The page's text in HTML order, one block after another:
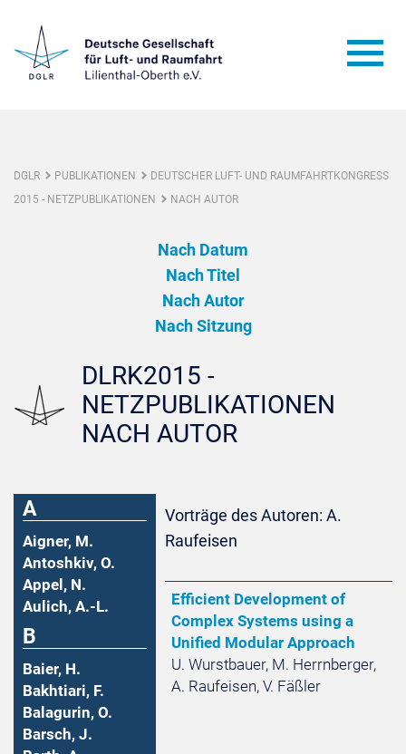
DGLR PUBLIKATIONEN
DEUTSCHER LUFT- UND RAUMFAHRTKONGRESS
2015 - NETZPUBLIKATIONEN
NACH AUTOR
Nach Datum
Nach Titel
Nach Autor
Nach Sitzung
DLRK2015 -
NETZPUBLIKATIONEN
NACH AUTOR
A
Aigner, M.
Antoshkiv, O.
Appel, N.
Aulich, A.-L.
B
Baier, H.
Bakhtiari, F.
Balagurin, O.
Barsch, J.
Vorträge des Autoren: A.
Raufeisen
Efficient Development of
Complex Systems using a
Unified Modular Approach
U. Wurstbauer, M. Herrnberger,
A. Raufeisen, V. Fäßler